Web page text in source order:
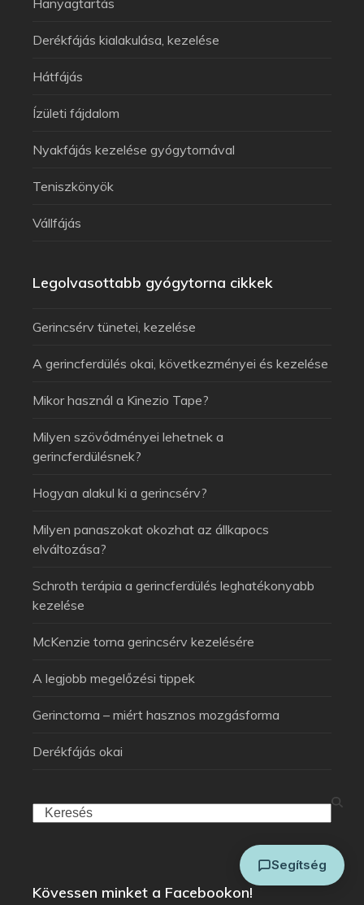
Hanyagtartás
Derékfájás kialakulása, kezelése
Hátfájás
Ízületi fájdalom
Nyakfájás kezelése gyógytornával
Teniszkönyök
Vállfájás
Legolvasottabb gyógytorna cikkek
Gerincsérv tünetei, kezelése
A gerincferdülés okai, következményei és kezelése
Mikor használ a Kinezio Tape?
Milyen szövődményei lehetnek a
gerincferdülésnek?
Hogyan alakul ki a gerincsérv?
Milyen panaszokat okozhat az állkapocs
elváltozása?
Schroth terápia a gerincferdülés leghatékonyabb
kezelése
McKenzie torna gerincsérv kezelésére
A legjobb megelőzési tippek
Gerinctorna – miért hasznos mozgásforma
Derékfájás okai
Kövessen minket a Facebookon!
Segítség
Általában azonnal válaszolok